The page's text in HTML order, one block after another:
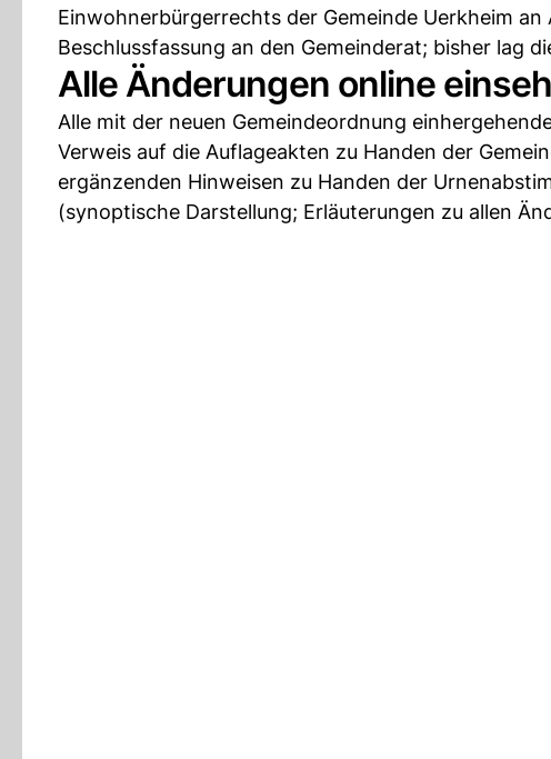
Einwohnerbürgerrechts der Gemeinde Uerkheim
Beschlussfassung an den Gemeinderat; bisher lag
Alle Änderungen online
Alle mit der neuen Gemeindeordnung
Verweis auf die Auflageakten zu Handen der
ergänzenden Hinweisen zu Handen der
(synoptische Darstellung; Erläuterungen zu allen